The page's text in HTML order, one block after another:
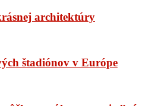
architektúry
štadiónov v Európe